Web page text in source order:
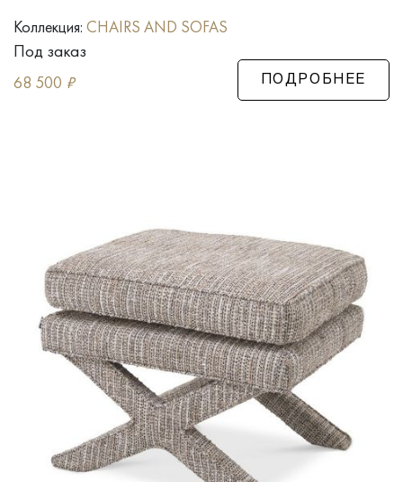
Коллекция: CHAIRS AND SOFAS
Под заказ
68 500 ₽ ПОДРОБНЕЕ